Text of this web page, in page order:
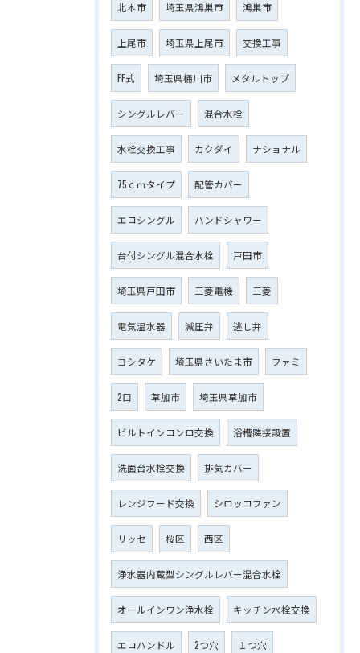
北本市 埼玉県鴻巣市 鴻巣市
上尾市 埼玉県上尾市 交換工事
FF式 埼玉県桶川市 メタルトップ
シングルレバー 混合水栓
水栓交換工事 カクダイ ナショナル
75ｃｍタイプ 配管カバー
エコシングル ハンドシャワー
台付シングル混合水栓 戸田市
埼玉県戸田市 三菱電機 三菱
電気温水器 減圧弁 逃し弁
ヨシタケ 埼玉県さいたま市 ファミ
2口 草加市 埼玉県草加市
ビルトインコンロ交換 浴槽隣接設置
洗面台水栓交換 排気カバー
レンジフード交換 シロッコファン
リッセ 桜区 西区
浄水器内蔵型シングルレバー混合水栓
オールインワン浄水栓 キッチン水栓交換
エコハンドル 2つ穴 １つ穴